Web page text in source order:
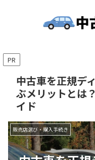
PR
中古車を正規デ
ぶメリットとは
イド
販売店選び・購入手続き